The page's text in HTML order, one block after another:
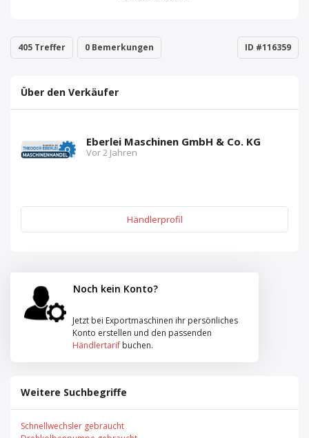
405 Treffer 0 Bemerkungen ID #116359
Über den Verkäufer
Eberlei Maschinen GmbH & Co. KG
Vor 2 Jahren
Händlerprofil
Noch kein Konto?
Jetzt bei Exportmaschinen ihr persönliches
Konto erstellen und den passenden
Händlertarif buchen.
Weitere Suchbegriffe
Schnellwechsler gebraucht